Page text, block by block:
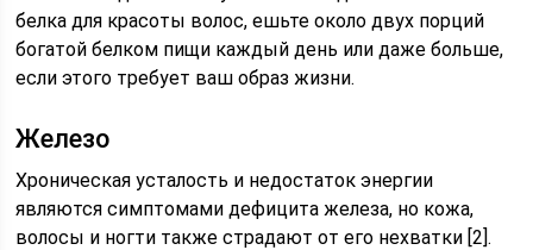
белка для красоты волос, ешьте около двух порций
богатой белком пищи каждый день или даже больше,
если этого требует ваш образ жизни.
Железо
Хроническая усталость и недостаток энергии
являются симптомами дефицита железа, но кожа,
волосы и ногти также страдают от его нехватки [2].